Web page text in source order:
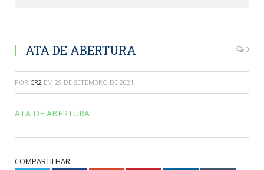
ATA DE ABERTURA 0
POR CR2 EM 29 DE SETEMBRO DE 2021
ATA DE ABERTURA
COMPARTILHAR: